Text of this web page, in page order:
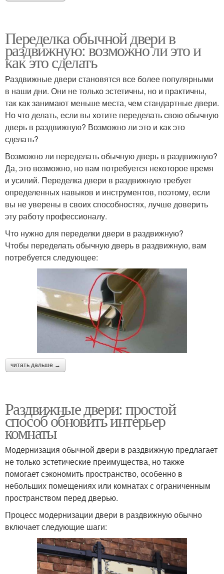
Переделка обычной двери в
раздвижную: возможно ли это и
как это сделать
Раздвижные двери становятся все более популярными
в наши дни. Они не только эстетичны, но и практичны,
так как занимают меньше места, чем стандартные двери.
Но что делать, если вы хотите переделать свою обычную
дверь в раздвижную? Возможно ли это и как это
сделать?
Возможно ли переделать обычную дверь в раздвижную?
Да, это возможно, но вам потребуется некоторое время
и усилий. Переделка двери в раздвижную требует
определенных навыков и инструментов, поэтому, если
вы не уверены в своих способностях, лучше доверить
эту работу профессионалу.
Что нужно для переделки двери в раздвижную?
Чтобы переделать обычную дверь в раздвижную, вам
потребуется следующее:
читать дальше →
Раздвижные двери: простой
способ обновить интерьер
комнаты
Модернизация обычной двери в раздвижную предлагает
не только эстетические преимущества, но также
помогает сэкономить пространство, особенно в
небольших помещениях или комнатах с ограниченным
пространством перед дверью.
Процесс модернизации двери в раздвижную обычно
включает следующие шаги: